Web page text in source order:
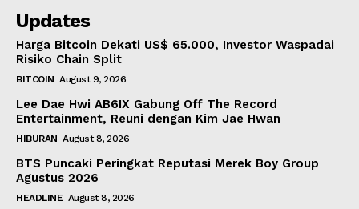
Updates
Harga Bitcoin Dekati US$ 65.000, Investor Waspadai
Risiko Chain Split
BITCOIN August 9, 2026
Lee Dae Hwi AB6IX Gabung Off The Record
Entertainment, Reuni dengan Kim Jae Hwan
HIBURAN August 8, 2026
BTS Puncaki Peringkat Reputasi Merek Boy Group
Agustus 2026
HEADLINE August 8, 2026